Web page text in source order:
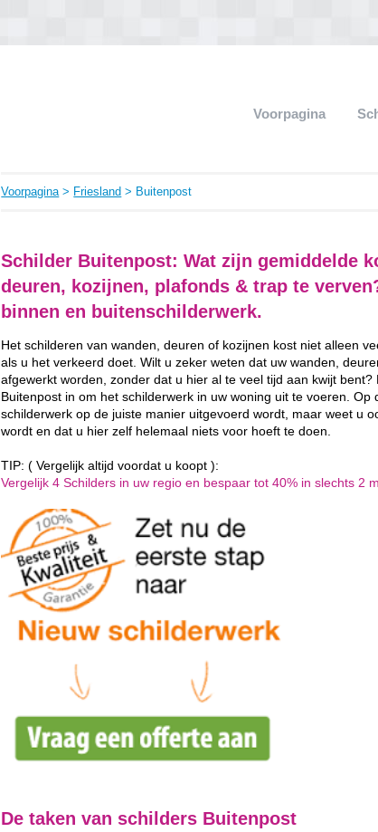
Voorpagina
Voorpagina> Friesland > Buitenpost
Schilder Buitenpost: Wat zijn gemiddelde
deuren, kozijnen, plafonds & trap te
binnen en buitenschilderwerk.
Het schilderen van wanden, deuren of kozijnen kost niet alleen
als u het verkeerd doet. Wilt u zeker weten dat uw wanden,
afgewerkt worden, zonder dat u hier al te veel tijd aan kwijt
Buitenpost in om het schilderwerk in uw woning uit te voeren.
schilderwerk op de juiste manier uitgevoerd wordt, maar weet u
wordt en dat u hier zelf helemaal niets voor hoeft te doen.
TIP: ( Vergelijk altijd voordat u koopt ):
Vergelijk 4 Schilders in uw regio en bespaar tot 40% in slechts 2
De taken van schilders Buitenpost